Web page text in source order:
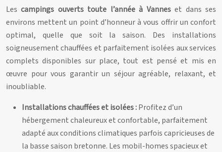
Lescampings ouverts toute l’année à Vanneset dans ses
environs mettent un point d’honneur à vous offrir un confort
optimal, quelle que soit la saison. Des installations
soigneusement chauffées et parfaitement isolées aux services
complets disponibles sur place, tout est pensé et mis en
œuvre pour vous garantir un séjour agréable, relaxant, et
inoubliable.
Installations chauffées et isolées :Profitez d’un
hébergement chaleureux et confortable, parfaitement
adapté aux conditions climatiques parfois capricieuses de
la basse saison bretonne. Les mobil-homes spacieux et